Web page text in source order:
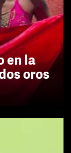
en la
oros